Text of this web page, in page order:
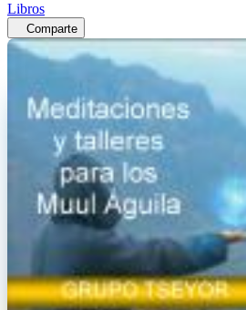
Libros
Comparte